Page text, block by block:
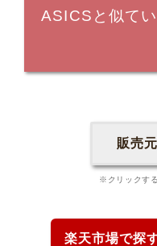
ASICSと似て
販売
※クリックす
楽天市場で探